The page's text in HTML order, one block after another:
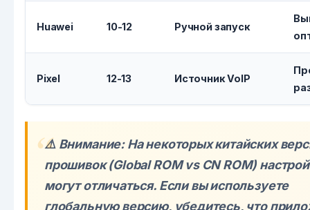
Huawei 10-12 Ручной запуск
Pixel 12-13 Источник VoIP
⚠️ Внимание: На некоторых китайских
прошивок (Global ROM vs CN ROM)
могут отличаться. Если вы используете
глобальную версию, убедитесь, что